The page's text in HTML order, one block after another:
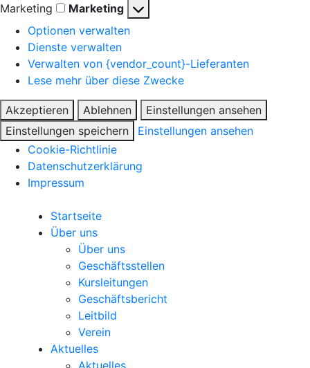
Marketing
Marketing
Optionen verwalten
Dienste verwalten
Verwalten von {vendor_count}-Lieferanten
Lese mehr über diese Zwecke
Akzeptieren Ablehnen
Einstellungen ansehen
Einstellungen speichern
Einstellungen ansehen
Cookie-Richtlinie
Datenschutzerklärung
Impressum
Startseite
Über uns
Über uns
Geschäftsstellen
Kursleitungen
Geschäftsbericht
Leitbild
Verein
Aktuelles
Aktuelles